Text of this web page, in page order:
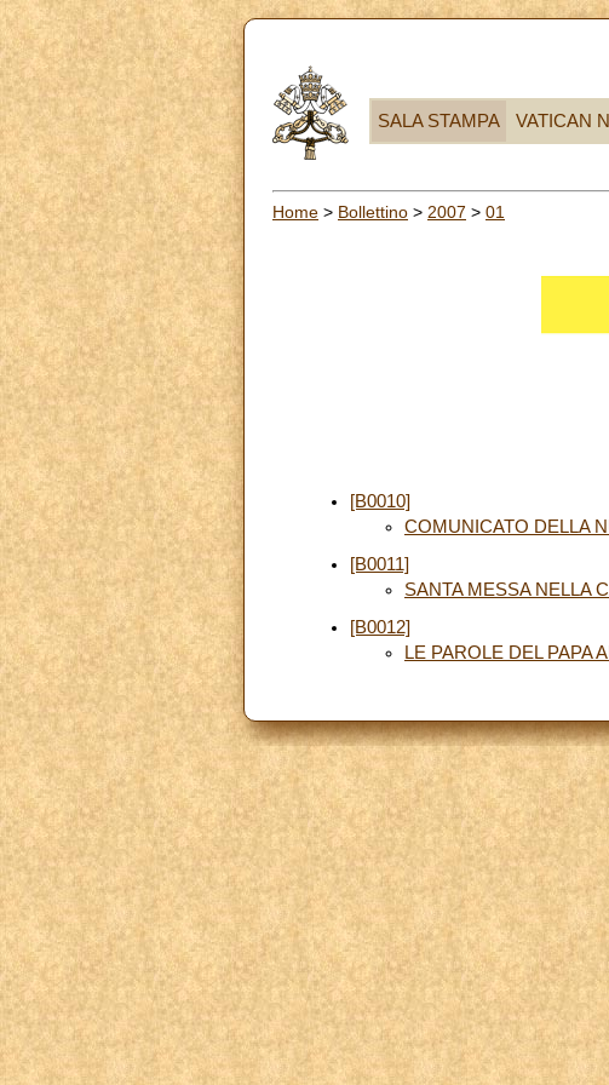
SALA STAMPA VATICAN
Home > Bollettino > 2007 > 01
[B0010]
COMUNICATO DELLA
[B0011]
SANTA MESSA NELLA
[B0012]
LE PAROLE DEL PAPA